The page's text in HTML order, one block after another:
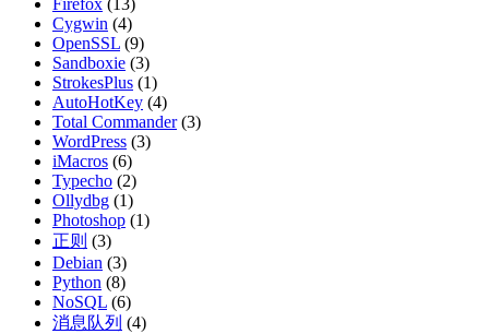
Firefox (13)
Cygwin (4)
OpenSSL (9)
Sandboxie (3)
StrokesPlus (1)
AutoHotKey (4)
Total Commander(3)
WordPress (3)
iMacros (6)
Typecho (2)
Ollydbg (1)
Photoshop (1)
正则 (3)
Debian (3)
Python (8)
NoSQL (6)
消息队列 (4)